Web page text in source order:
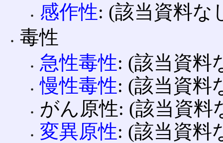
感作性: (該当資料な
毒性
急性毒性: (該当資料
慢性毒性: (該当資料
がん原性: (該当資料
変異原性: (該当資料